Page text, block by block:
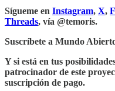
Sígueme en Instagram, X,
Threads, vía @temoris.
Suscríbete a Mundo
Y si está en tus
patrocinador de este
suscripción de pago.